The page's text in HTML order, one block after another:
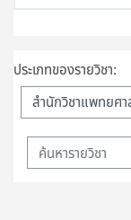
ประเภทของรายวิชา:
ค้นหารายวิชา